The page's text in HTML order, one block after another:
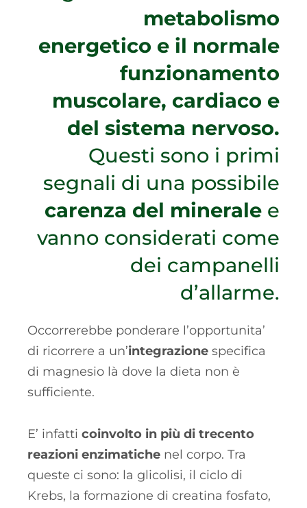
metabolismo
energetico e il normale
funzionamento
muscolare, cardiaco e
del sistema nervoso.
Questi sono i primi
segnali di una possibile
carenza del minerale e
vanno considerati come
dei campanelli
d’allarme.
Occorrerebbe ponderare l’opportunita’
di ricorrere a un’integrazione specifica
di magnesio là dove la dieta non è
sufficiente.
E’ infatti coinvolto in più di trecento
reazioni enzimatiche nel corpo. Tra
queste ci sono: la glicolisi, il ciclo di
Krebs, la formazione di creatina fosfato,